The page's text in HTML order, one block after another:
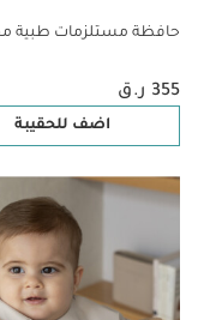
حافظة مستلزمات طبية
355 ر.ق
اضف للحقيبة